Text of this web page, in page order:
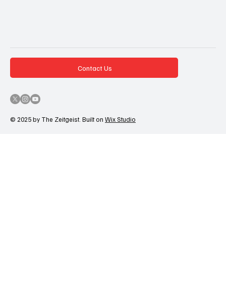
© 2025 by The Zeitgeist. Built on Wix Studio
Contact Us